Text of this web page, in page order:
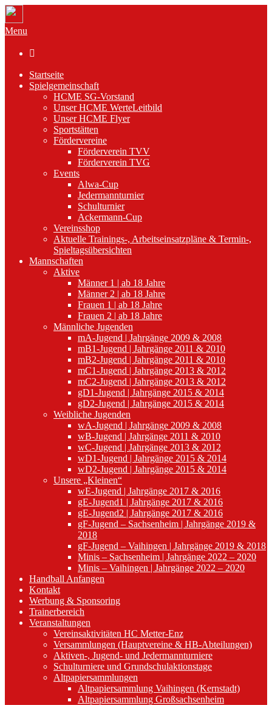
Menu

Startseite
Spielgemeinschaft
HCME SG-Vorstand
Unser HCME WerteLeitbild
Unser HCME Flyer
Sportstätten
Fördervereine
Förderverein TVV
Förderverein TVG
Events
Alwa-Cup
Jedermannturnier
Schulturnier
Ackermann-Cup
Vereinsshop
Aktuelle Trainings-, Arbeitseinsatzpläne & Termin-,
Spieltagsübersichten
Mannschaften
Aktive
Männer 1 | ab 18 Jahre
Männer 2 | ab 18 Jahre
Frauen 1 | ab 18 Jahre
Frauen 2 | ab 18 Jahre
Männliche Jugenden
mA-Jugend | Jahrgänge 2009 & 2008
mB1-Jugend | Jahrgänge 2011 & 2010
mB2-Jugend | Jahrgänge 2011 & 2010
mC1-Jugend | Jahrgänge 2013 & 2012
mC2-Jugend | Jahrgänge 2013 & 2012
gD1-Jugend | Jahrgänge 2015 & 2014
gD2-Jugend | Jahrgänge 2015 & 2014
Weibliche Jugenden
wA-Jugend | Jahrgänge 2009 & 2008
wB-Jugend | Jahrgänge 2011 & 2010
wC-Jugend | Jahrgänge 2013 & 2012
wD1-Jugend | Jahrgänge 2015 & 2014
wD2-Jugend | Jahrgänge 2015 & 2014
Unsere „Kleinen“
wE-Jugend | Jahrgänge 2017 & 2016
gE-Jugend1 | Jahrgänge 2017 & 2016
gE-Jugend2 | Jahrgänge 2017 & 2016
gF-Jugend – Sachsenheim | Jahrgänge 2019 &
2018
gF-Jugend – Vaihingen | Jahrgänge 2019 & 2018
Minis – Sachsenheim | Jahrgänge 2022 – 2020
Minis – Vaihingen | Jahrgänge 2022 – 2020
Handball Anfangen
Kontakt
Werbung & Sponsoring
Trainerbereich
Veranstaltungen
Vereinsaktivitäten HC Metter-Enz
Versammlungen (Hauptvereine & HB-Abteilungen)
Aktiven-, Jugend- und Jedermannturniere
Schulturniere und Grundschulaktionstage
Altpapiersammlungen
Altpapiersammlung Vaihingen (Kernstadt)
Altpapiersammlung Großsachsenheim